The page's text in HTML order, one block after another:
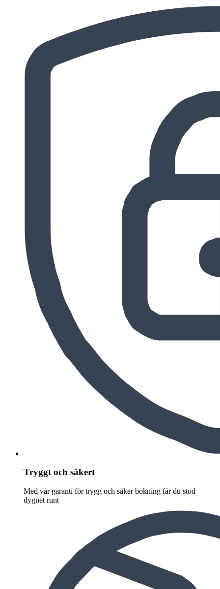
Tryggt och säkert
Med vår garanti för trygg och säker bokning får du stöd
dygnet runt